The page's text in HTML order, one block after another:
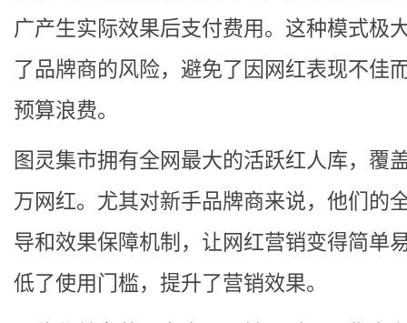
广产生实际效果后支付费用。这种模式极
了品牌商的风险，避免了因网红表现不佳
预算浪费。
图灵集市拥有全网最大的活跃红人库，覆
万网红。尤其对新手品牌商来说，他们的
导和效果保障机制，让网红营销变得简单
低了使用门槛，提升了营销效果。